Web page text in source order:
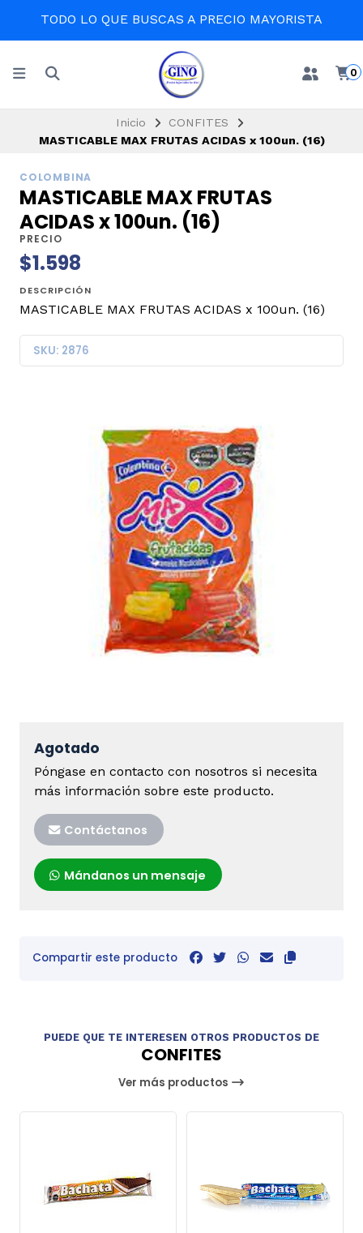
TODO LO QUE BUSCAS A PRECIO MAYORISTA
0
Inicio
CONFITES
MASTICABLE MAX FRUTAS ACIDAS x 100un. (16)
COLOMBINA
MASTICABLE MAX FRUTAS
ACIDAS x 100un. (16)
PRECIO
$1.598
DESCRIPCIÓN
MASTICABLE MAX FRUTAS ACIDAS x 100un. (16)
SKU: 2876
Agotado
Póngase en contacto con nosotros si necesita
más información sobre este producto.
Contáctanos
Mándanos un mensaje
Compartir este producto
PUEDE QUE TE INTERESEN OTROS PRODUCTOS DE
CONFITES
Ver más productos